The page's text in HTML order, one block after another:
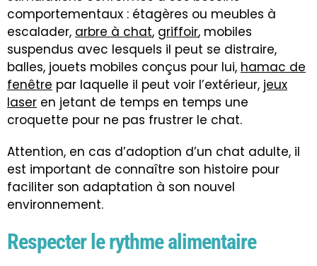
comportementaux : étagères ou meubles à
escalader, arbre à chat, griffoir, mobiles
suspendus avec lesquels il peut se distraire,
balles, jouets mobiles conçus pour lui, hamac de
fenêtre par laquelle il peut voir l’extérieur, jeux
laser en jetant de temps en temps une
croquette pour ne pas frustrer le chat.
Attention, en cas d’adoption d’un chat adulte, il
est important de connaître son histoire pour
faciliter son adaptation à son nouvel
environnement.
Respecter le rythme alimentaire